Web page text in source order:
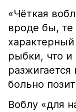
«Чёткая
вроде бы,
рыбки, что и
больно
Воблу «для